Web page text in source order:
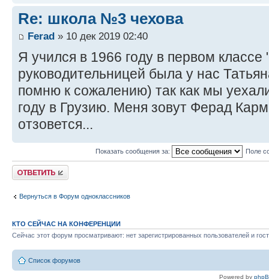
Re: школа №3 чехова
Ferad » 10 дек 2019 02:40
Я учился в 1966 году в первом
руководительницей была у нас
помню к сожалению) так как мы
году в Грузию. Меня зовут Ферад
отзовется...
Показать сообщения за: Поле
Ответить
Вернуться в Форум одноклассников
КТО СЕЙЧАС НА КОНФЕРЕНЦИИ
Сейчас этот форум просматривают: нет зарегистрированных пользователей и
Список форумов
Powered by